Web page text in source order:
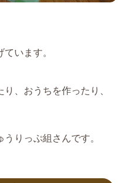
います。
、おうちを作ったり、
りっぷ組さんです。